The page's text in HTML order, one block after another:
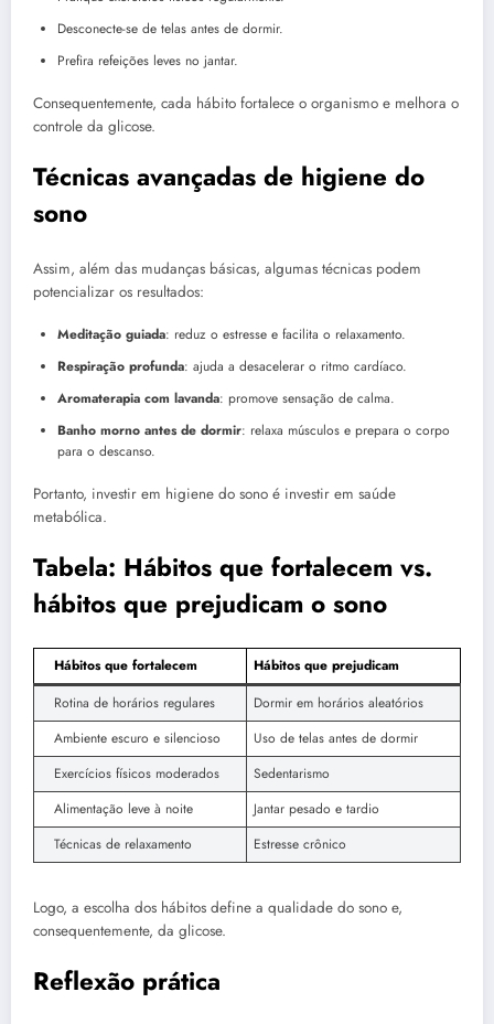
Desconecte-se de telas antes de dormir.
Prefira refeições leves no jantar.
Consequentemente, cada hábito fortalece o organismo e melhora o
controle da glicose.
Técnicas avançadas de higiene do
sono
Assim, além das mudanças básicas, algumas técnicas podem
potencializar os resultados:
Meditação guiada: reduz o estresse e facilita o relaxamento.
Respiração profunda: ajuda a desacelerar o ritmo cardíaco.
Aromaterapia com lavanda: promove sensação de calma.
Banho morno antes de dormir: relaxa músculos e prepara o corpo
para o descanso.
Portanto, investir em higiene do sono é investir em saúde
metabólica.
Tabela: Hábitos que fortalecem vs.
hábitos que prejudicam o sono
Hábitos que fortalecem
Hábitos que prejudicam
Rotina de horários regulares
Dormir em horários aleatórios
Ambiente escuro e silencioso
Uso de telas antes de dormir
Exercícios físicos moderados
Sedentarismo
Alimentação leve à noite
Jantar pesado e tardio
Técnicas de relaxamento
Estresse crônico
Logo, a escolha dos hábitos define a qualidade do sono e,
consequentemente, da glicose.
Reflexão prática